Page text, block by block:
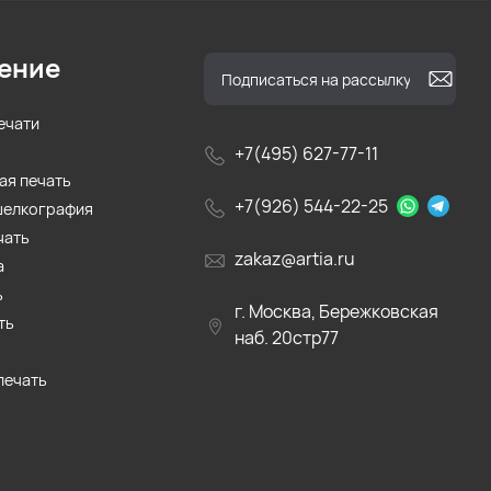
+7(495) 627-77-11
+7(926) 544-22-25
zakaz@artia.ru
г. Москва, Бережковская
наб. 20стр77
печать